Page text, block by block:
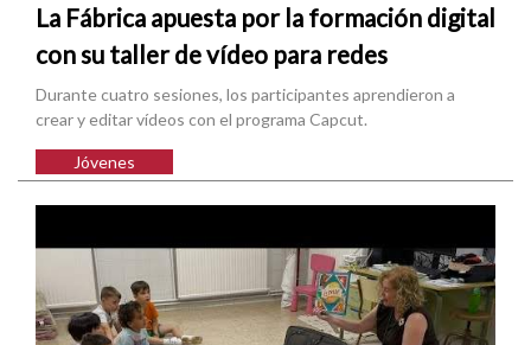
La Fábrica apuesta por la formación digital
con su taller de vídeo para redes
Durante cuatro sesiones, los participantes aprendieron a
crear y editar vídeos con el programa Capcut.
Jóvenes